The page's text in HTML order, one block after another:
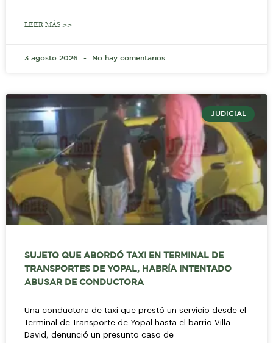
LEER MÁS >>
3 agosto 2026 No hay comentarios
JUDICIAL
SUJETO QUE ABORDÓ TAXI EN TERMINAL DE
TRANSPORTES DE YOPAL, HABRÍA INTENTADO
ABUSAR DE CONDUCTORA
Una conductora de taxi que prestó un servicio desde el
Terminal de Transporte de Yopal hasta el barrio Villa
David, denunció un presunto caso de